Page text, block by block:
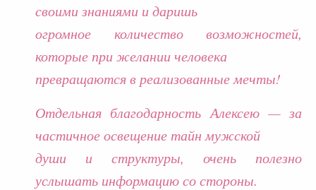
своими знаниями и даришь
огромное количество возможностей,
которые при желании человека
превращаются в реализованные мечты!
Отдельная благодарность Алексею — за
частичное освещение тайн мужской
души и структуры, очень полезно
услышать информацию со стороны.